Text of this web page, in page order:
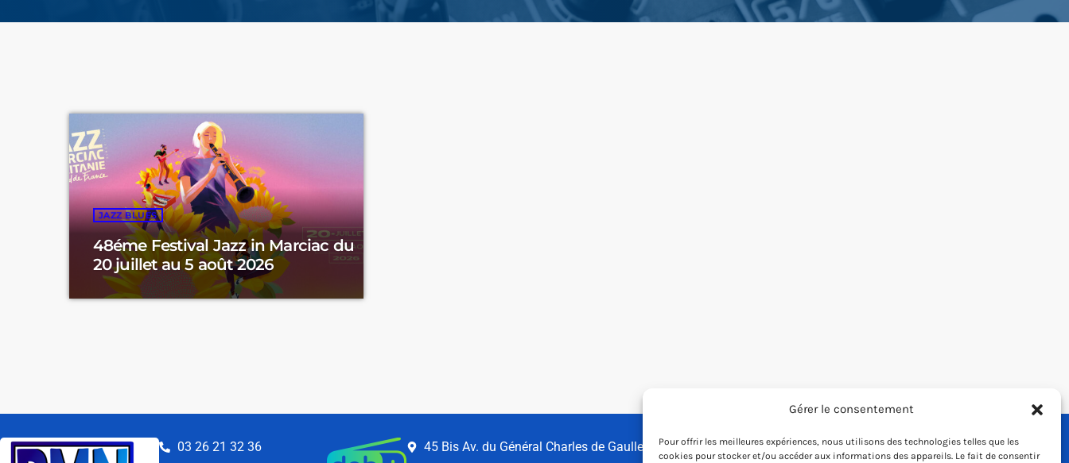
Gérer le consentement
Pour offrir les meilleures expériences, nous utilisons des technologies telles que les
cookies pour stocker et/ou accéder aux informations des appareils. Le fait de consentir
JAZZ BLUES
48éme Festival Jazz in Marciac du
20 juillet au 5 août 2026
03 26 21 32 36 45 Bis Av. du Général Charles de Gaulle